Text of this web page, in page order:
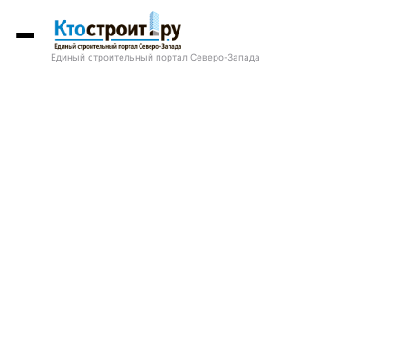
Единый строительный портал Северо-Запада